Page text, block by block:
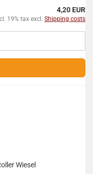
4,20 EUR
19% tax excl. Shipping costs
Wiesel